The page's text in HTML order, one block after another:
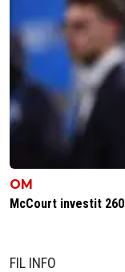
OM
McCourt investit
FIL INFO